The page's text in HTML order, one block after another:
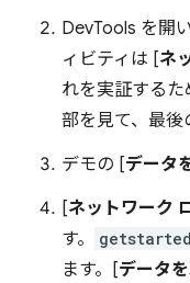
DevTools を開
ィビティは [ネ
れを実証する
部を見て、最後
デモの [データ
[ネットワーク
す。
ます。[データ